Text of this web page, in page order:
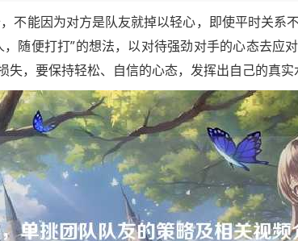
不能因为对方是队友就掉以轻心，即使平时关系
随便打打”的想法，以对待强劲对手的心态去应
，要保持轻松、自信的心态，发挥出自己的真实